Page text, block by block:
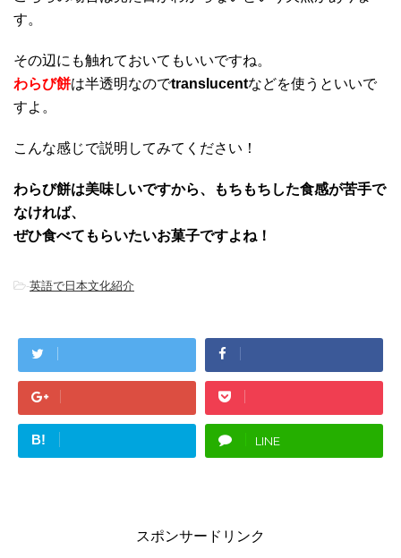
す。
その辺にも触れておいてもいいですね。
わらび餅は半透明なのでtranslucentなどを使うといいで
すよ。
こんな感じで説明してみてください！
わらび餅は美味しいですから、もちもちした食感が苦手で
なければ、
ぜひ食べてもらいたいお菓子ですよね！
-英語で日本文化紹介
B! LINE
スポンサードリンク